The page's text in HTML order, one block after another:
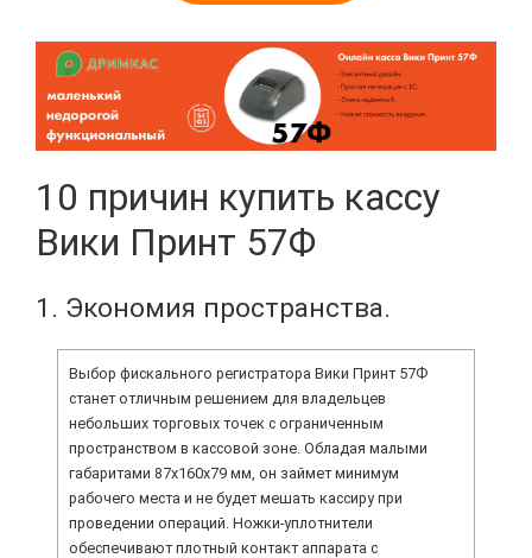
10 причин купить кассу
Вики Принт 57Ф
1. Экономия пространства.
Выбор фискального регистратора Вики Принт 57Ф
станет отличным решением для владельцев
небольших торговых точек с ограниченным
пространством в кассовой зоне. Обладая малыми
габаритами 87х160х79 мм, он займет минимум
рабочего места и не будет мешать кассиру при
проведении операций. Ножки-уплотнители
обеспечивают плотный контакт аппарата с